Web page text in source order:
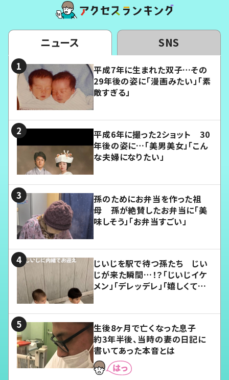
ニュース SNS
平成7年に生まれた双子…その
29年後の姿に「漫画みたい」「素
敵すぎる」
平成6年に撮った2ショット 30
年後の姿に…「美男美女」「こん
な夫婦になりたい」
孫のためにお弁当を作った祖
母 孫が絶賛したお弁当に「美
味しそう」「お弁当すごい」
じいじを駅で待つ孫たち じい
じが来た瞬間…！？「じいじイケ
メン」「デレッデレ」「嬉しくて可
生後8ヶ月で亡くなった息子
約3年半後、当時の妻の日記に
書いてあった本音とは